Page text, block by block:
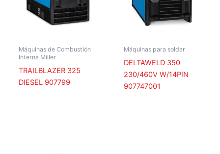
Máquinas de Combustión
Interna Miller
TRAILBLAZER 325
DIESEL 907799
Máquinas para soldar
DELTAWELD 350
230/460V W/14PIN
907747001